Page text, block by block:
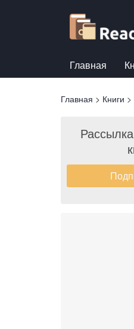
Главная
Вы
Главная > Книги >